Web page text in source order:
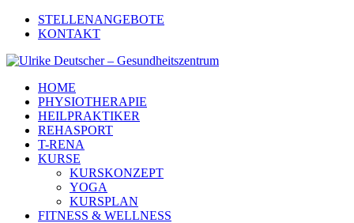
STELLENANGEBOTE
KONTAKT
HOME
PHYSIOTHERAPIE
HEILPRAKTIKER
REHASPORT
T-RENA
KURSE
KURSKONZEPT
YOGA
KURSPLAN
FITNESS & WELLNESS